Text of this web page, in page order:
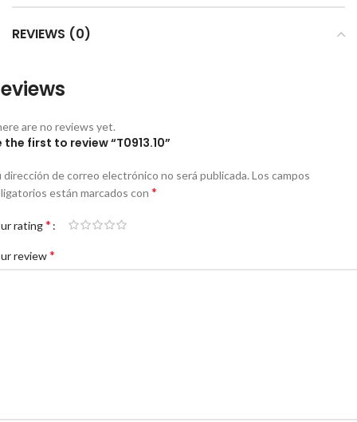
REVIEWS (0)
are no reviews yet.
the first to review “T0913.10”
dirección de correo electrónico no será publicada.Los campos
están marcados con *
rating*
review*